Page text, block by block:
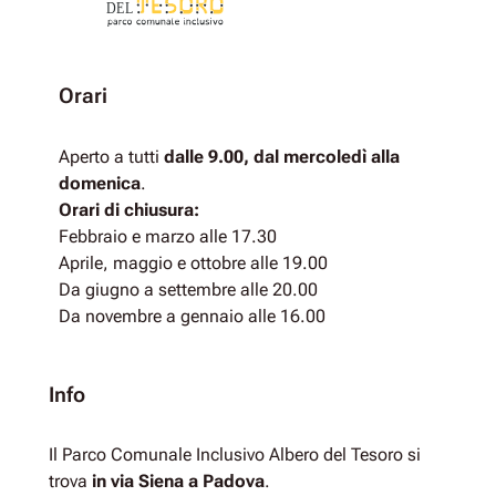
DEL
Orari
Aperto a tutti dalle 9.00, dal mercoledì alla
domenica.
Orari di chiusura:
Febbraio e marzo alle 17.30
Aprile, maggio e ottobre alle 19.00
Da giugno a settembre alle 20.00
Da novembre a gennaio alle 16.00
Info
Il Parco Comunale Inclusivo Albero del Tesoro si
trova in via Siena a Padova.